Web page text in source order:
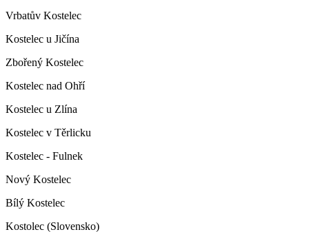
Vrbatův Kostelec
Kostelec u Jičína
Zbořený Kostelec
Kostelec nad Ohří
Kostelec u Zlína
Kostelec v Těrlicku
Kostelec - Fulnek
Nový Kostelec
Bílý Kostelec
Kostolec (Slovensko)